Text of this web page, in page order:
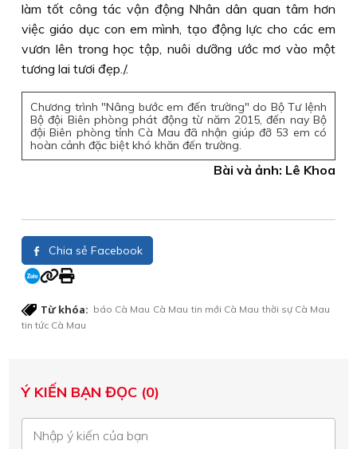
làm tốt công tác vận động Nhân dân quan tâm hơn
việc giáo dục con em mình, tạo động lực cho các em
vươn lên trong học tập, nuôi dưỡng ước mơ vào một
tương lai tươi đẹp./.
Chương trình "Nâng bước em đến trường" do Bộ Tư lệnh
Bộ đội Biên phòng phát động từ năm 2015, đến nay Bộ
đội Biên phòng tỉnh Cà Mau đã nhận giúp đỡ 53 em có
hoàn cảnh đặc biệt khó khăn đến trường.
Bài và ảnh: Lê Khoa
Chia sẻ Facebook
Từ khóa: báo Cà Mau Cà Mau tin mới Cà Mau thời sự Cà Mau
tin tức Cà Mau
Ý KIẾN BẠN ĐỌC (0)